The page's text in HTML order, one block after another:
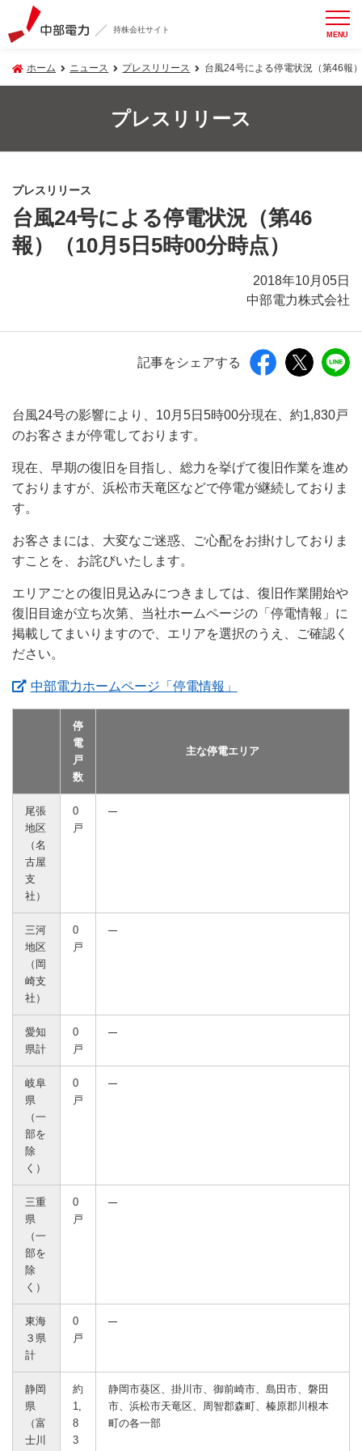
持株会社サイト MENU
ホーム ニュース プレスリリース 台風24号による停電状況（第46報
プレスリリース
プレスリリース
台風24号による停電状況（第46
報）（10月5日5時00分時点）
2018年10月05日
中部電力株式会社
記事をシェアする
台風24号の影響により、10月5日5時00分現在、約1,830戸
のお客さまが停電しております。
現在、早期の復旧を目指し、総力を挙げて復旧作業を進め
ておりますが、浜松市天竜区などで停電が継続しておりま
す。
お客さまには、大変なご迷惑、ご心配をお掛けしておりま
すことを、お詫びいたします。
エリアごとの復旧見込みにつきましては、復旧作業開始や
復旧目途が立ち次第、当社ホームページの「停電情報」に
掲載してまいりますので、エリアを選択のうえ、ご確認く
ださい。
中部電力ホームページ「停電情報」
停
電
戸
数
主な停電エリア
尾張
地区
（名
古屋
支
社）
0
戸
三河
地区
（岡
崎支
社）
0
戸
愛知
県計
0
戸
岐阜
県
（一
部を
除
く）
0
戸
三重
県
（一
部を
除
く）
0
戸
東海
３県
計
0
戸
静岡
県
（富
士川
約
1,
8
3
静岡市葵区、掛川市、御前崎市、島田市、磐田
市、浜松市天竜区、周智郡森町、榛原郡川根本
町の各一部